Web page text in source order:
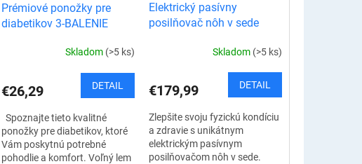
Prémiové ponožky pre
diabetikov 3-BALENIE
Skladom (>5 ks)
€26,29 DETAIL
Spoznajte tieto kvalitné
ponožky pre diabetikov, ktoré
Vám poskytnú potrebné
pohodlie a komfort. Voľný lem
Elektrický pasívny
posilňovač nôh v sede
Skladom (>5 ks)
€179,99 DETAIL
Zlepšite svoju fyzickú kondíciu
a zdravie s unikátnym
elektrickým pasívnym
posilňovačom nôh v sede.